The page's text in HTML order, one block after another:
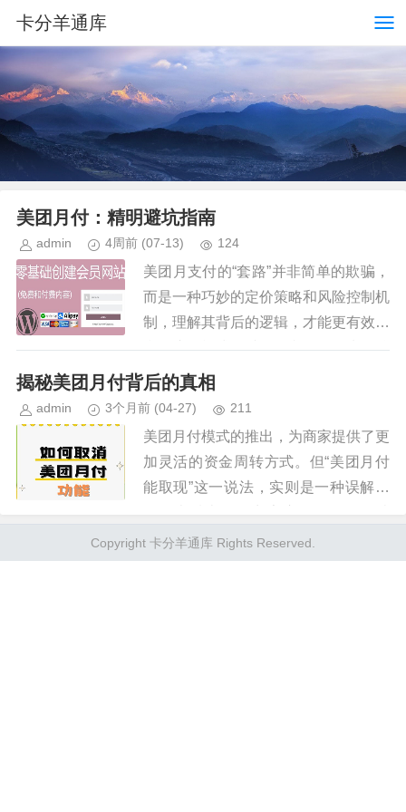
卡分羊通库
美团月付：精明避坑指南
admin 4周前 (07-13) 124
美团月支付的“套路”并非简单的欺骗，
而是一种巧妙的定价策略和风险控制机
制，理解其背后的逻辑，才能更有效地
利用这一模式，避免不必要的损失。核
心在于，美团月支付的本质是将短期风
揭秘美团月付背后的真相
admin 3个月前 (04-27) 211
美团月付模式的推出，为商家提供了更
加灵活的资金周转方式。但“美团月付
能取现”这一说法，实则是一种误解。
算，而非直接提供现金流。 美团会根
据商家的经营情况和历史数据进行...
Copyright 卡分羊通库 Rights Reserved.